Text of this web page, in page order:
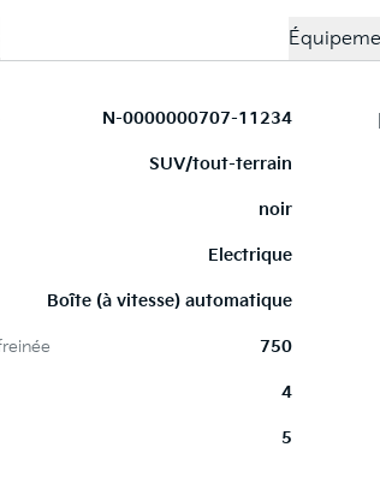
N-0000000707-11234
SUV/tout-terrain
noir
Electrique
Boîte (à vitesse) automatique
750
4
5